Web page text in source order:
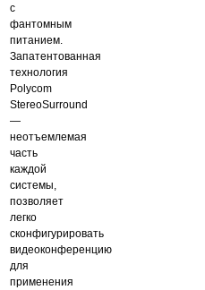
с
фантомным
питанием.
Запатентованная
технология
Polycom
StereoSurround
—
неотъемлемая
часть
каждой
системы,
позволяет
легко
сконфигурировать
видеоконференцию
для
применения